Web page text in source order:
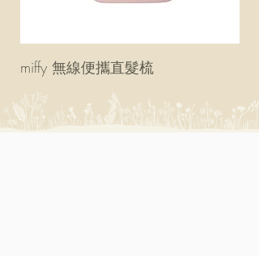
miffy 無線便攜直髮梳